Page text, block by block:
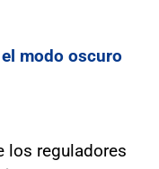
modo oscuro
los reguladores